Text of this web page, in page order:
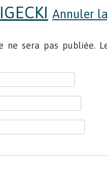
Annuler
ne sera pas publiée.